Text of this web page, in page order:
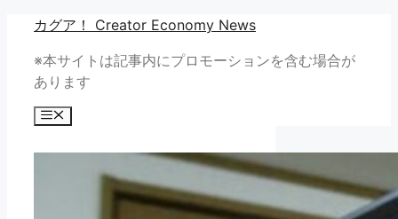
カグア！ Creator Economy News
※本サイトは記事内にプロモーションを含む場合が
あります
メ